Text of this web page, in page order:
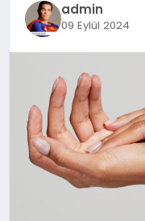
TEKNOLOJİ
SAĞLIK
MAGAZİN
EĞİTİM
admin
09 Eylül 2024